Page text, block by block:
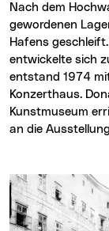
Nach dem Hochwasser von 1954 wurden die funktionslos
gewordenen
Hafens
entwickelte sich
entstand 1974
Konzerthaus.
Kunstmuseum
an die